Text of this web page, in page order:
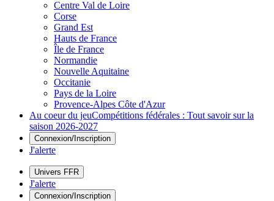
Centre Val de Loire
Corse
Grand Est
Hauts de France
Île de France
Normandie
Nouvelle Aquitaine
Occitanie
Pays de la Loire
Provence-Alpes Côte d'Azur
Au coeur du jeuCompétitions fédérales : Tout savoir sur la
saison 2026-2027
Connexion/Inscription
J'alerte
Univers FFR
J'alerte
Connexion/Inscription